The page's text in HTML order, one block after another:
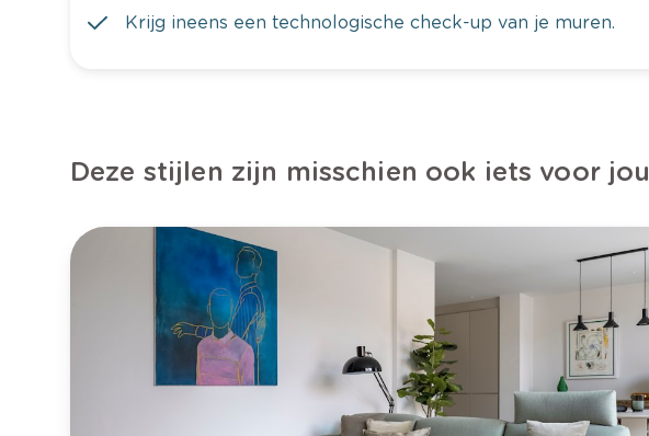
Krijg ineens een technologische check-up van je muren.
Deze stijlen zijn misschien ook iets voor jou